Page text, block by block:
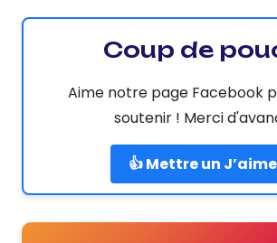
Coup de
Aime notre page Facebook
soutenir ! Merci
👍 Mettre un J’aime